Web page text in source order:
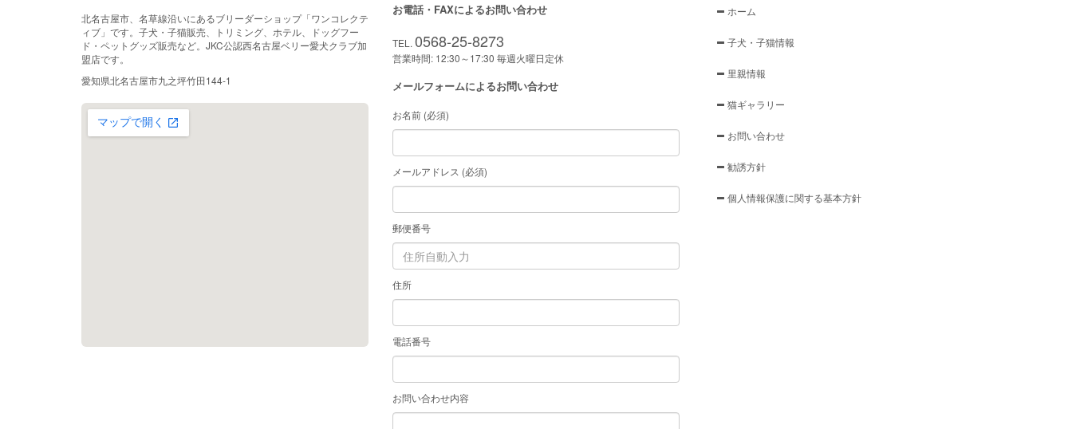
北名古屋市、名草線沿いにあるブリーダーショップ「ワンコレクテ
ィブ」です。子犬・子猫販売、トリミング、ホテル、ドッグフー
ド・ペットグッズ販売など。JKC公認西名古屋ベリー愛犬クラブ加
盟店です。
愛知県北名古屋市九之坪竹田144-1
大きな地図で見る
お電話・FAXによるお問い合わせ
TEL. 0568-25-8273
営業時間: 12:30～17:30 毎週火曜日定休
メールフォームによるお問い合わせ
お名前 (必須)
メールアドレス (必須)
郵便番号
住所
電話番号
お問い合わせ内容
ホーム
子犬・子猫情報
里親情報
猫ギャラリー
お問い合わせ
勧誘方針
個人情報保護に関する基本方針